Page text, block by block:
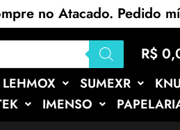
no Atacado. Pedido
R$
LEHMOX SUMEXR
IMENSO